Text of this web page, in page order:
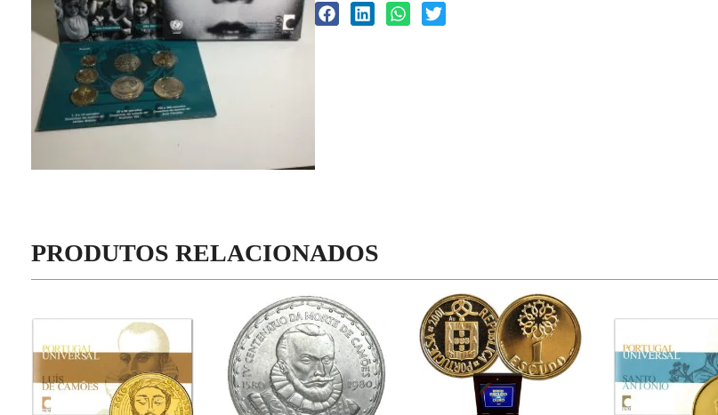
PRODUTOS RELACIONADOS